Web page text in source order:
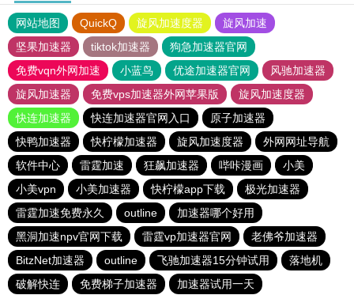
网站地图 QuickQ 旋风加速度器
旋风加速
坚果加速器
tiktok加速器
狗急加速器官网
免费vqn外网加速
小蓝鸟 优途加速器官网
风驰加速器
旋风加速器
免费vps加速器外网苹果版
旋风加速度器
快连加速器
快连加速器官网入口
原子加速器
快鸭加速器
快柠檬加速器 旋风加速度器
外网网址导航
软件中心
雷霆加速 狂飙加速器 哔咔漫画
小美
小美vpn
小美加速器 快柠檬app下载
极光加速器
雷霆加速免费永久
outline
加速器哪个好用
黑洞加速npv官网下载
雷霆vp加速器官网
老佛爷加速器
BitzNet加速器
outline 飞驰加速器15分钟试用
落地机
破解快连
免费梯子加速器 加速器试用一天